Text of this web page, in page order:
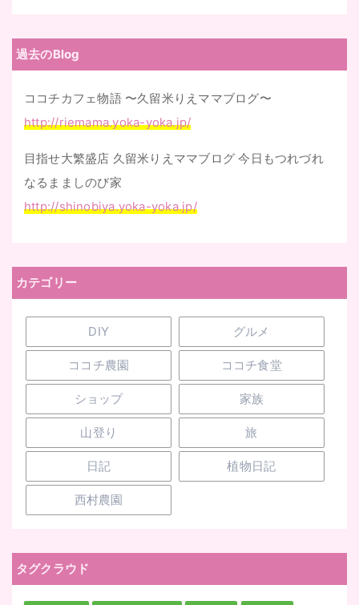
過去のBlog
ココチカフェ物語 〜久留米りえママブログ〜
http://riemama.yoka-yoka.jp/
目指せ大繁盛店 久留米りえママブログ 今日もつれづれ
なるまましのび家
http://shinobiya.yoka-yoka.jp/
カテゴリー
DIY グルメ
ココチ農園 ココチ食堂
ショップ 家族
山登り 旅
日記 植物日記
西村農園
タグクラウド